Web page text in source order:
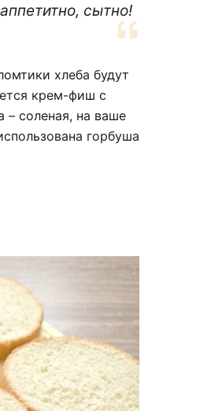
сытно!
хлеба будут
крем-фиш с
соленая, на ваше
горбуша